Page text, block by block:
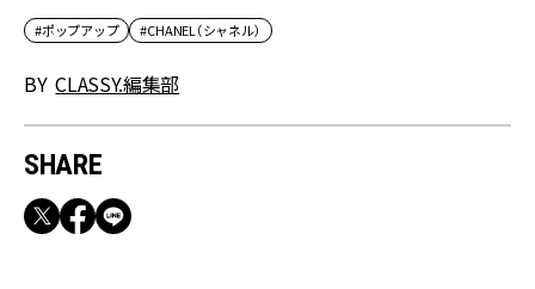
#ポップアップ #CHANEL（シャネル）
BY CLASSY.編集部
SHARE